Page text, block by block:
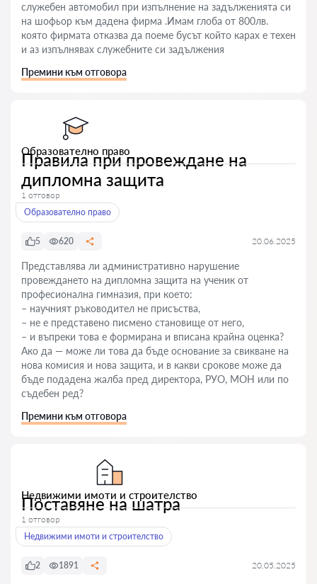
служебен автомобил при изпълнение на задълженията си
на шофьор към дадена фирма .Имам глоба от 800лв.
която фирмата отказва да поеме бусът който карах е техен
и аз изпълнявах служебните си задължения
Премини към отговора
Образователно право
Правила при провеждане на
дипломна защита
1 отговор
Образователно право
5 620 20.06.2025
Представлява ли административно нарушение
провеждането на дипломна защита на ученик от
професионална гимназия, при което:
– научният ръководител не присъства,
– не е представено писмено становище от него,
– и въпреки това е формирана и вписана крайна оценка?
Ако да — може ли това да бъде основание за свикване на
нова комисия и нова защита, и в какви срокове може да
бъде подадена жалба пред директора, РУО, МОН или по
съдебен ред?
Премини към отговора
Недвижими имоти и строителство
Поставяне на шатра
1 отговор
Недвижими имоти и строителство
2 1891 20.05.2025